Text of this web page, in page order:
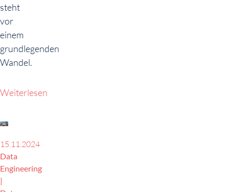
steht
vor
einem
grundlegenden
Wandel.
Weiterlesen
15.11.2024
Data
Engineering